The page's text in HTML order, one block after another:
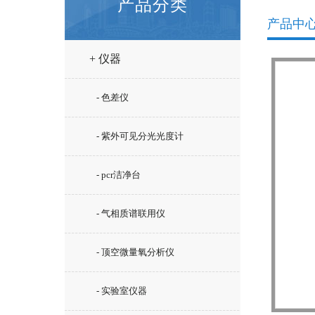
产品分类
+ 仪器
- 色差仪
- 紫外可见分光光度计
- pcr洁净台
- 气相质谱联用仪
- 顶空微量氧分析仪
- 实验室仪器
产品中